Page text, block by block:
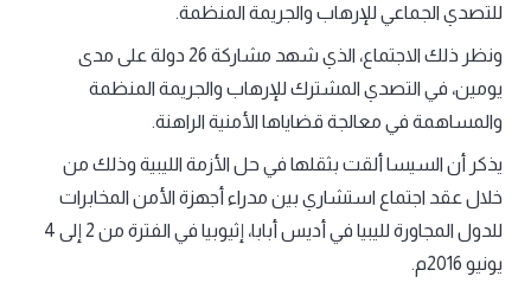
للتصدي الجماعي للإرهاب والجريمة المنظمة.
ونظر ذلك الاجتماع، الذي شهد مشاركة 26 دولة على مدى
يومين، في التصدي المشترك للإرهاب والجريمة المنظمة
والمساهمة في معالجة قضاياها الأمنية الراهنة.
يذكر أن السيسا ألقت بثقلها في حل الأزمة الليبية وذلك من
خلال عقد اجتماع استشاري بين مدراء أجهزة الأمن المخابرات
للدول المجاورة لليبيا في أديس أبابا، إثيوبيا في الفترة من 2 إلى 4
يونيو 2016م.